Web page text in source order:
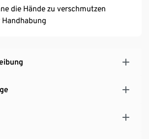
die Hände zu verschmutzen